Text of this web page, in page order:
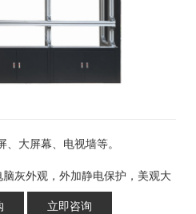
大屏幕、电视墙等。
灰外观，外加静电保护，美观大
立即咨询